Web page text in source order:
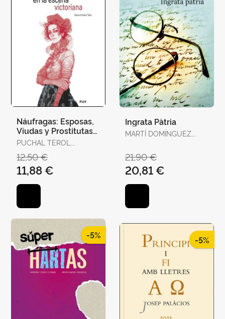
Náufragas: Esposas,
Viudas y Prostitutas
en la Escena
PUCHAL TEROL,
12,50 €
11,88 €
Ingrata Pàtria
MARTÍ DOMÍNGUEZ,
21,90 €
20,81 €
-5% -5%